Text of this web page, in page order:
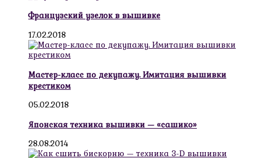
Французский узелок в вышивке
17.02.2018
Мастер-класс по декупажу. Имитация вышивки
крестиком
05.02.2018
Японская техника вышивки — «сашико»
28.08.2014